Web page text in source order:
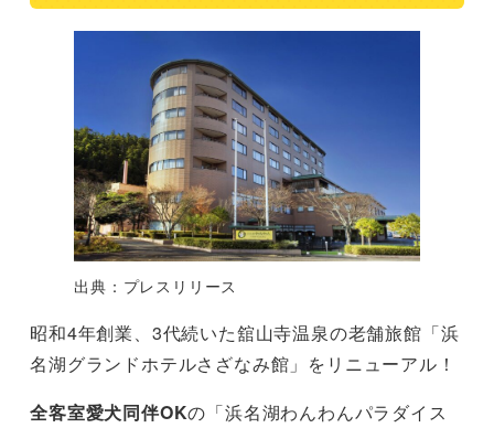
出典：プレスリリース
昭和4年創業、3代続いた舘山寺温泉の老舗旅館「浜
名湖グランドホテルさざなみ館」をリニューアル！
全客室愛犬同伴OKの「浜名湖わんわんパラダイス